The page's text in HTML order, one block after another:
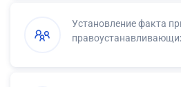
Установление факта